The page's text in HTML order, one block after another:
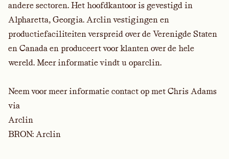
andere sectoren. Het hoofdkantoor is gevestigd in
Alpharetta, Georgia. Arclin vestigingen en
productiefaciliteiten verspreid over de Verenigde Staten
en Canada en produceert voor klanten over de hele
wereld. Meer informatie vindt u oparclin.
Neem voor meer informatie contact op met Chris Adams
via
Arclin
BRON: Arclin